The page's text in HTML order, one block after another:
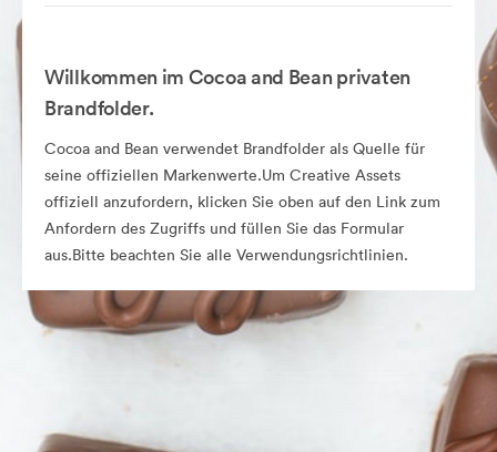
Willkommen im Cocoa and Bean privaten
Brandfolder.
Cocoa and Bean verwendet Brandfolder als Quelle für
seine offiziellen Markenwerte.Um Creative Assets
offiziell anzufordern, klicken Sie oben auf den Link zum
Anfordern des Zugriffs und füllen Sie das Formular
aus.Bitte beachten Sie alle Verwendungsrichtlinien.